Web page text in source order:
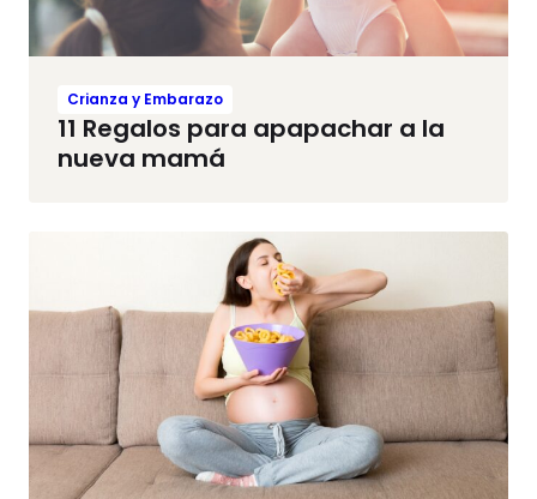
Crianza y Embarazo
11 Regalos para apapachar a la
nueva mamá